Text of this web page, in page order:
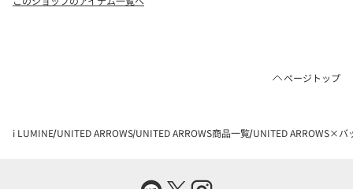
ページトップ
i LUMINE UNITED ARROWS UNITED ARROWS商品一覧 UNITED ARROWS×バ